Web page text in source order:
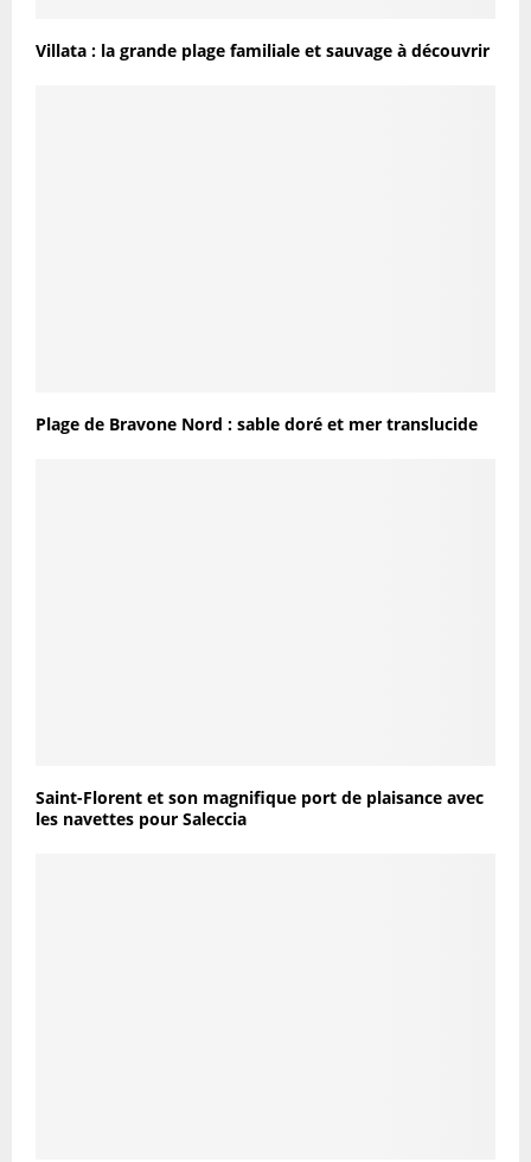
Villata : la grande plage familiale et sauvage à découvrir
Plage de Bravone Nord : sable doré et mer translucide
Saint-Florent et son magnifique port de plaisance avec
les navettes pour Saleccia